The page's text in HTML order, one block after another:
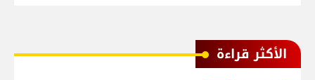
الأكثر قراءة